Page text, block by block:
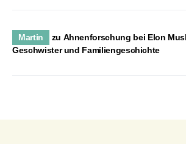
Martin zu Ahnenforschung bei Elon
Geschwister und Familiengeschichte